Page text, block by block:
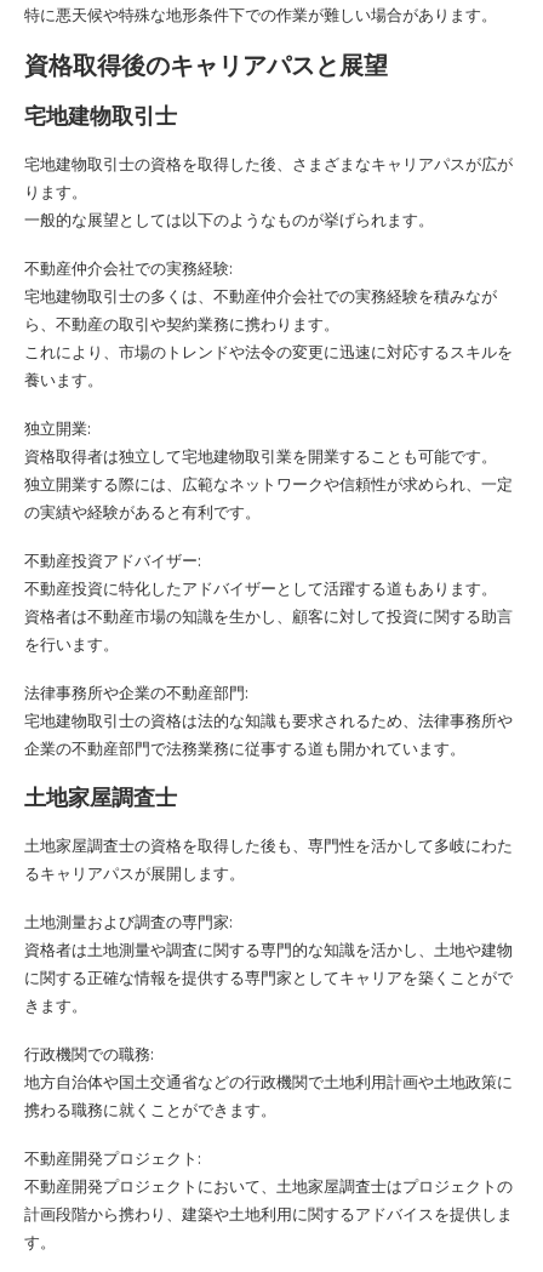
特に悪天候や特殊な地形条件下での作業が難しい場合があります。
資格取得後のキャリアパスと展望
宅地建物取引士
宅地建物取引士の資格を取得した後、さまざまなキャリアパスが広が
ります。
一般的な展望としては以下のようなものが挙げられます。
不動産仲介会社での実務経験:
宅地建物取引士の多くは、不動産仲介会社での実務経験を積みなが
ら、不動産の取引や契約業務に携わります。
これにより、市場のトレンドや法令の変更に迅速に対応するスキルを
養います。
独立開業:
資格取得者は独立して宅地建物取引業を開業することも可能です。
独立開業する際には、広範なネットワークや信頼性が求められ、一定
の実績や経験があると有利です。
不動産投資アドバイザー:
不動産投資に特化したアドバイザーとして活躍する道もあります。
資格者は不動産市場の知識を生かし、顧客に対して投資に関する助言
を行います。
法律事務所や企業の不動産部門:
宅地建物取引士の資格は法的な知識も要求されるため、法律事務所や
企業の不動産部門で法務業務に従事する道も開かれています。
土地家屋調査士
土地家屋調査士の資格を取得した後も、専門性を活かして多岐にわた
るキャリアパスが展開します。
土地測量および調査の専門家:
資格者は土地測量や調査に関する専門的な知識を活かし、土地や建物
に関する正確な情報を提供する専門家としてキャリアを築くことがで
きます。
行政機関での職務:
地方自治体や国土交通省などの行政機関で土地利用計画や土地政策に
携わる職務に就くことができます。
不動産開発プロジェクト:
不動産開発プロジェクトにおいて、土地家屋調査士はプロジェクトの
計画段階から携わり、建築や土地利用に関するアドバイスを提供しま
す。